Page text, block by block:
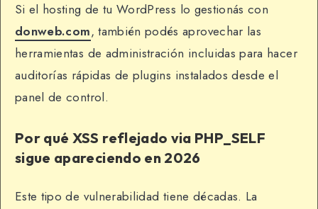
Si el hosting de tu WordPress lo gestionás con
donweb.com, también podés aprovechar las
herramientas de administración incluidas para hacer
auditorías rápidas de plugins instalados desde el
panel de control.
Por qué XSS reflejado via PHP_SELF
sigue apareciendo en 2026
Este tipo de vulnerabilidad tiene décadas. La